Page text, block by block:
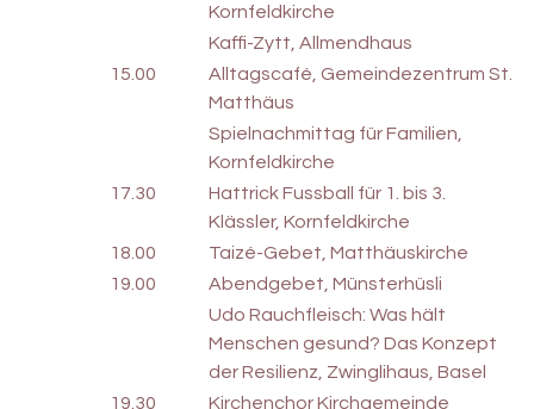
Kornfeldkirche
Kaffi-Zytt, Allmendhaus
15.00
Alltagscafé, Gemeindezentrum St.
Matthäus
Spielnachmittag für Familien,
Kornfeldkirche
17.30
Hattrick Fussball für 1. bis 3.
Klässler, Kornfeldkirche
18.00
Taizé-Gebet, Matthäuskirche
19.00
Abendgebet, Münsterhüsli
Udo Rauchfleisch: Was hält
Menschen gesund? Das Konzept
der Resilienz, Zwinglihaus, Basel
19.30
Kirchenchor Kirchgemeinde